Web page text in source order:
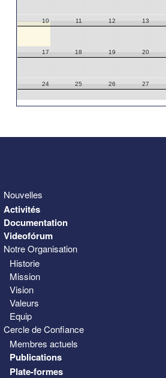
10 11 12 13
17 18 19 20
24 25 26 27
Nouvelles
Activités
Documentation
Videofórum
Notre Organisation
Historie
Mission
Vision
Valeurs
Equip
Cercle de Confiance
Membres actuels
Publications
Plate-formes